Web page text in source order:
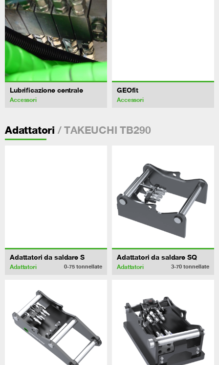
Lubrificazione centrale
Accessori
GEOfit
Accessori
Adattatori / TAKEUCHI TB290
Adattatori da saldare S
Adattatori 0-75 tonnellate
Adattatori da saldare SQ
Adattatori 3-70 tonnellate